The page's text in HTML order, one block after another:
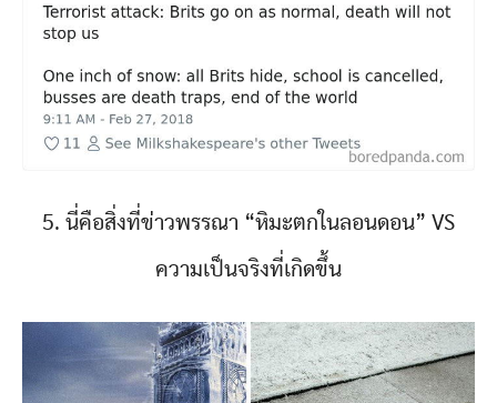
5. นี่คือสิ่งที่ข่าวพรรณา “หิมะตกในลอนดอน” VS
ความเป็นจริงที่เกิดขึ้น